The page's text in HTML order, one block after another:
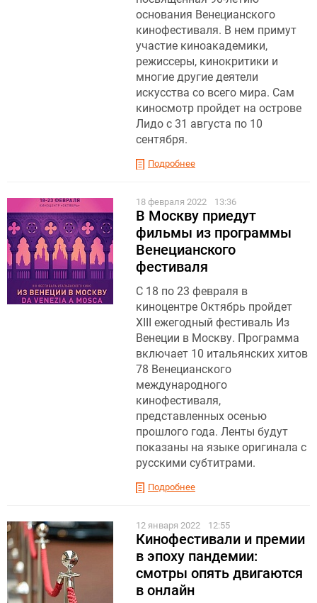
основания Венецианского
кинофестиваля. В нем примут
участие киноакадемики,
режиссеры, кинокритики и
многие другие деятели
искусства со всего мира. Сам
киносмотр пройдет на острове
Лидо с 31 августа по 10
сентября.
Подробнее
18 февраля 2022 13:36
В Москву приедут
фильмы из программы
Венецианского
фестиваля
С 18 по 23 февраля в
киноцентре Октябрь пройдет
XIII ежегодный фестиваль Из
Венеции в Москву. Программа
включает 10 итальянских хитов
78 Венецианского
международного
кинофестиваля,
представленных осенью
прошлого года. Ленты будут
показаны на языке оригинала с
русскими субтитрами.
Подробнее
12 января 2022 12:55
Кинофестивали и премии
в эпоху пандемии:
смотры опять двигаются
в онлайн